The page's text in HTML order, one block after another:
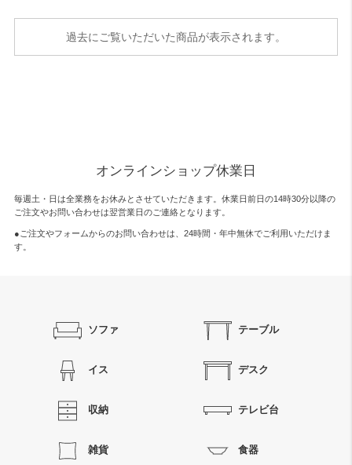
過去にご覧いただいた商品が表示されます。
オンラインショップ休業日
毎週土・日は全業務をお休みとさせていただきます。休業日前日の14時30分以降の
ご注文やお問い合わせは翌営業日のご連絡となります。
●ご注文やフォームからのお問い合わせは、 24時間・年中無休でご利用いただけま
す。
ソファ テーブル
イス デスク
収納 テレビ台
雑貨 食器